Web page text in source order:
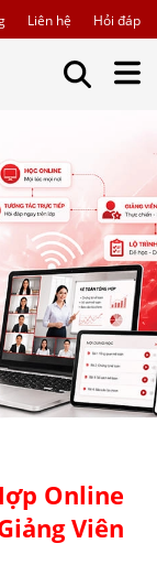
Liên hệ Hỏi đáp
Online
Viên